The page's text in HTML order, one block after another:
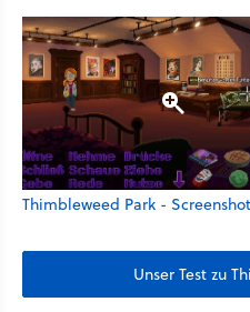
Thimbleweed Park -
Unser Test zu